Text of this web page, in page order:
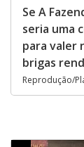
Se A
seria uma
para valer
brigas
Reprodução/